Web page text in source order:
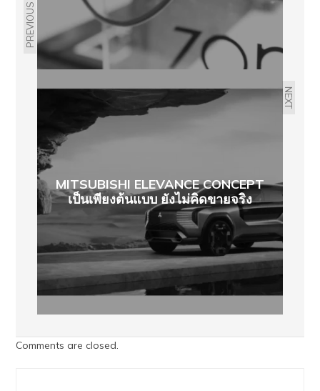
PREVIOUS
NEXT
MITSUBISHI ELEVANCE CONCEPT
เป็นเพียงต้นแบบ ยังไม่คิดขายจริง
Comments are closed.